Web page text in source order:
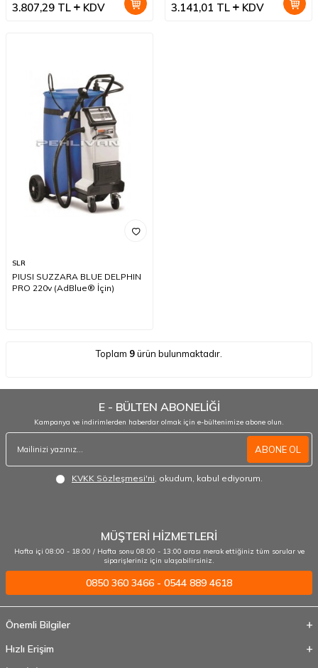
3.807,29 TL KDV 3.141,01 TL KDV
SLR
PIUSI SUZZARA BLUE DELPHIN
PRO 220v (AdBlue® İçin)
Toplam 9ürün bulunmaktadır.
E - BÜLTEN ABONELİĞİ
Kampanya ve indirimlerden haberdar olmak için e-bültenimize abone olun.
ABONE OL
KVKK Sözleşmesi'ni, okudum, kabul ediyorum.
MÜŞTERİ HİZMETLERİ
Hafta içi 08:00 - 18:00 / Hafta sonu 08:00 - 13:00 arası merak ettiğiniz tüm sorular ve
siparişleriniz için ulaşabilirsiniz.
0850 360 3466 - 0544 889 4618
Önemli Bilgiler
Hızlı Erişim